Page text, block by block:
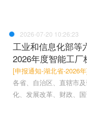
2026-07-20 10:26:23
工业和信息化部等
2026年度智能工
[申报通知-湖北省-2026
各省、自治区、直辖市
化、发展改革、财政、